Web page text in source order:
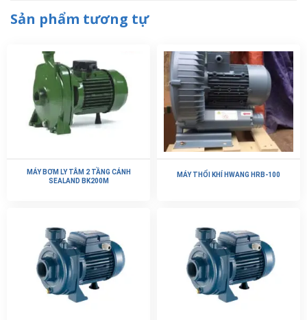
Sản phẩm tương tự
MÁY BƠM LY TÂM 2 TẦNG CÁNH
SEALAND BK200M
MÁY THỔI KHÍ HWANG HRB-100